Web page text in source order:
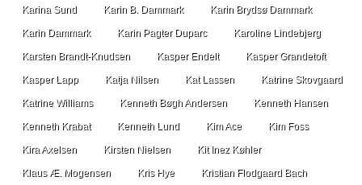
Karina Sund Karin B. Dammark Karin Brydsø Dammark
Karin Dammark Karin Pagter Duparc Karoline Lindebjerg
Karsten Brandt-Knudsen Kasper Endelt Kasper Grandetoft
Kasper Lapp Katja Nilsen Kat Lassen Katrine Skovgaard
Katrine Williams Kenneth Bøgh Andersen Kenneth Hansen
Kenneth Krabat Kenneth Lund Kim Ace Kim Foss
Kira Axelsen Kirsten Nielsen Kit Inez Køhler
Klaus Æ. Mogensen Kris Hye Kristian Flodgaard Bach